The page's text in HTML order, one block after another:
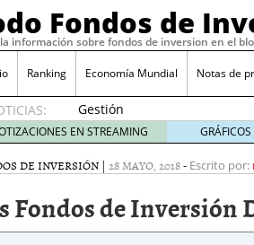
Fondos de
información sobre fondos de inversion en el
Ranking Economía Mundial Notas de
Gestión
pasiva
contra
gestión
España:
el
debate
EN STREAMING
DE INVERSIÓN | 28 MAYO, 2018- Escrito por:
Fondos de Inversión